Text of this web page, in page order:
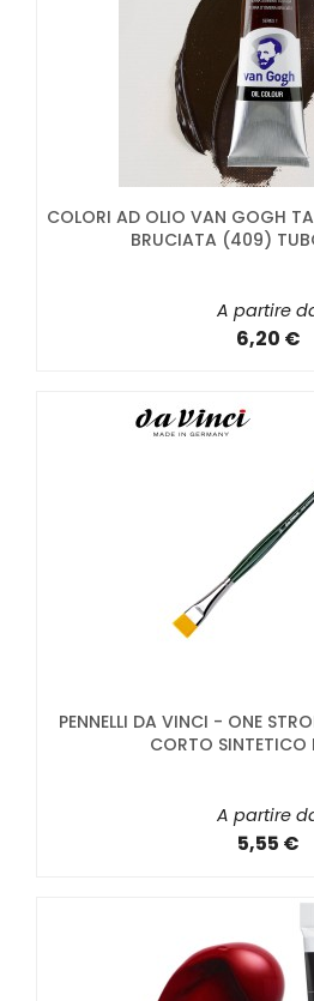
COLORI AD OLIO VAN GOGH
BRUCIATA (409)
A partire
6,20 €
PENNELLI DA VINCI - ONE
CORTO
A partire
5,55 €